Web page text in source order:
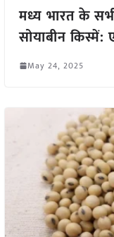
मध्य भारत के
सोयाबीन
May 24, 2025